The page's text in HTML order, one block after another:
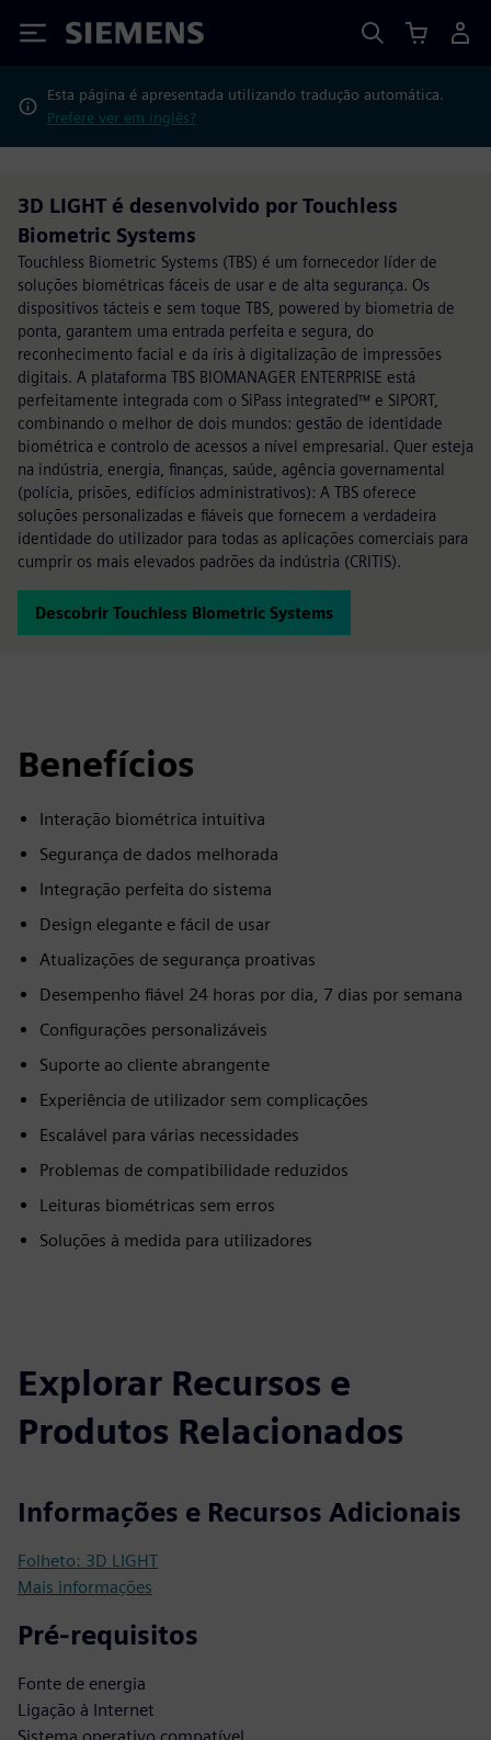
Siemens
Esta página é apresentada utilizando tradução automática.
Prefere ver em inglês?
3D LIGHT é desenvolvido por Touchless
Biometric Systems
Touchless Biometric Systems (TBS) é um fornecedor líder de
soluções biométricas fáceis de usar e de alta segurança. Os
dispositivos tácteis e sem toque TBS, powered by biometria de
ponta, garantem uma entrada perfeita e segura, do
reconhecimento facial e da íris à digitalização de impressões
digitais. A plataforma TBS BIOMANAGER ENTERPRISE está
perfeitamente integrada com o SiPass integrated™ e SIPORT,
combinando o melhor de dois mundos: gestão de identidade
biométrica e controlo de acessos a nível empresarial. Quer esteja
na indústria, energia, finanças, saúde, agência governamental
(polícia, prisões, edifícios administrativos): A TBS oferece
soluções personalizadas e fiáveis que fornecem a verdadeira
identidade do utilizador para todas as aplicações comerciais para
cumprir os mais elevados padrões da indústria (CRITIS).
Descobrir Touchless Biometric Systems
Benefícios
Interação biométrica intuitiva
Segurança de dados melhorada
Integração perfeita do sistema
Design elegante e fácil de usar
Atualizações de segurança proativas
Desempenho fiável 24 horas por dia, 7 dias por semana
Configurações personalizáveis
Suporte ao cliente abrangente
Experiência de utilizador sem complicações
Escalável para várias necessidades
Problemas de compatibilidade reduzidos
Leituras biométricas sem erros
Soluções à medida para utilizadores
Explorar Recursos e
Produtos Relacionados
Informações e Recursos Adicionais
Folheto: 3D LIGHT
Mais informações
Pré-requisitos
Fonte de energia
Ligação à Internet